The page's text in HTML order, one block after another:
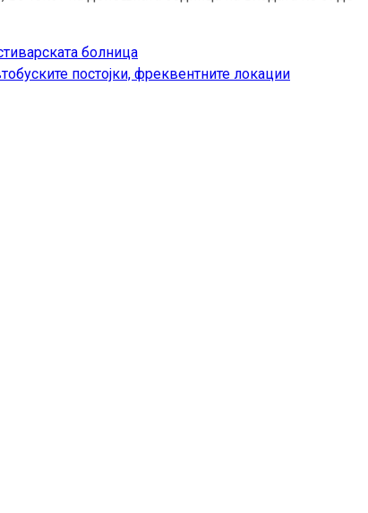
болница
постојки, фреквентните локации